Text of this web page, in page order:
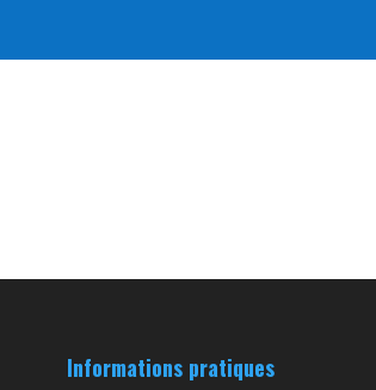
Informations pratiques